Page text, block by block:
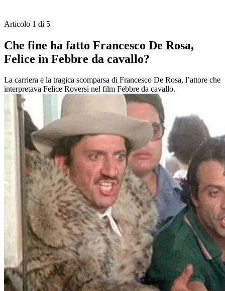
Articolo 1 di 5
Che fine ha fatto Francesco De Rosa,
Felice in Febbre da cavallo?
La carriera e la tragica scomparsa di Francesco De Rosa, l’attore che
interpretava Felice Roversi nel film Febbre da cavallo.